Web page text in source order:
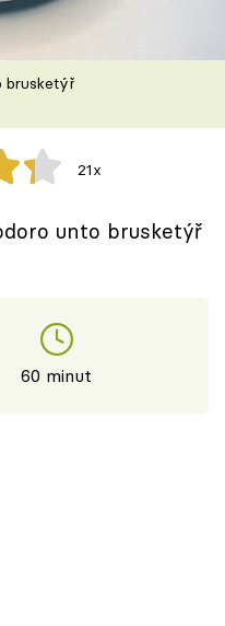
brusketýř
21x
unto brusketýř
60 minut